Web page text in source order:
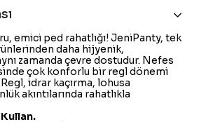
emici ped rahatlığı! JeniPanty, tek
daha hijyenik,
zamanda çevre dostudur. Nefes
çok konforlu bir regl dönemi
idrar kaçırma, lohusa
akıntılarında rahatlıkla